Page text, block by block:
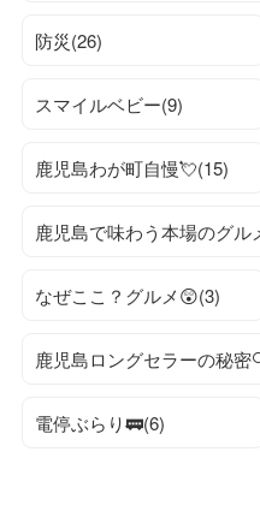
防災(26)
スマイルベビー(9)
鹿児島わが町自慢💘(15)
鹿児島で味わう本場のグル
なぜここ？グルメ😲(3)
鹿児島ロングセラーの秘密
電停ぶらり🚃(6)